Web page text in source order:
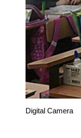
Digital Camera